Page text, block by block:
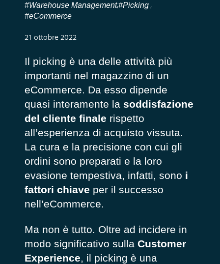
#Warehouse Management,#Picking ,
#eCommerce
21 ottobre 2022
Il picking è una delle attività più
importanti nel magazzino di un
eCommerce. Da esso dipende
quasi interamente la soddisfazione
del cliente finale rispetto
all’esperienza di acquisto vissuta.
La cura e la precisione con cui gli
ordini sono preparati e la loro
evasione tempestiva, infatti, sono i
fattori chiave per il successo
nell’eCommerce.
Ma non è tutto. Oltre ad incidere in
modo significativo sulla Customer
Experience, il picking è una